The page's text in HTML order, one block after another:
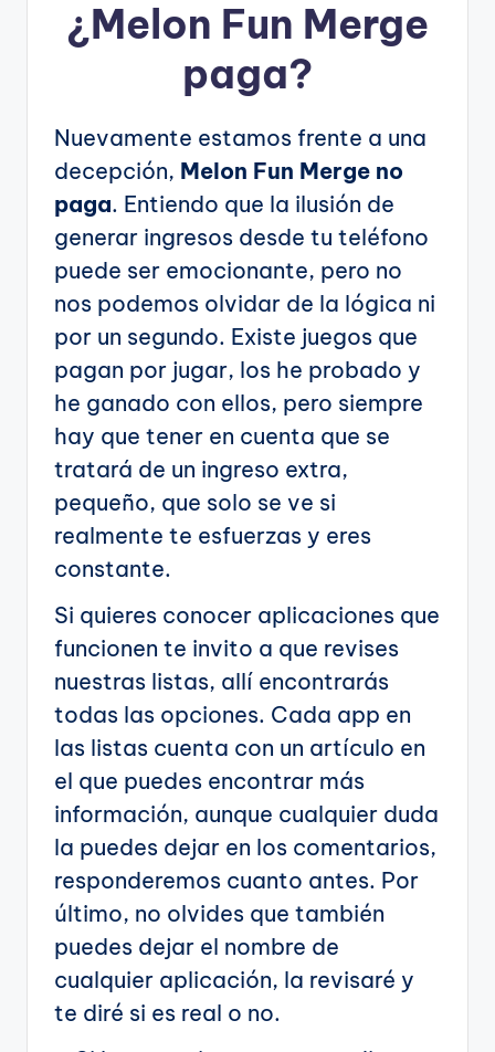
¿Melon Fun Merge
paga?
Nuevamente estamos frente a una
decepción, Melon Fun Merge no
paga. Entiendo que la ilusión de
generar ingresos desde tu teléfono
puede ser emocionante, pero no
nos podemos olvidar de la lógica ni
por un segundo. Existe juegos que
pagan por jugar, los he probado y
he ganado con ellos, pero siempre
hay que tener en cuenta que se
tratará de un ingreso extra,
pequeño, que solo se ve si
realmente te esfuerzas y eres
constante.
Si quieres conocer aplicaciones que
funcionen te invito a que revises
nuestras listas, allí encontrarás
todas las opciones. Cada app en
las listas cuenta con un artículo en
el que puedes encontrar más
información, aunque cualquier duda
la puedes dejar en los comentarios,
responderemos cuanto antes. Por
último, no olvides que también
puedes dejar el nombre de
cualquier aplicación, la revisaré y
te diré si es real o no.